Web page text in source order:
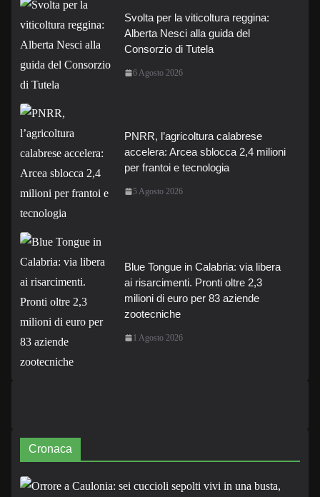
Svolta per la viticoltura reggina:
Alberta Nesci alla guida del
Consorzio di Tutela
6 Agosto 2026
PNRR, l’agricoltura calabrese
accelera: Arcea sblocca 2,4 milioni
per frantoi e tecnologia
5 Agosto 2026
Blue Tongue in Calabria: via libera
ai risarcimenti. Pronti oltre 2,3
milioni di euro per 83 aziende
zootecniche
1 Agosto 2026
Cronaca